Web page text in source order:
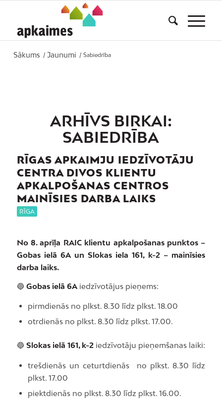
Sākums / Jaunumi / Sabiedrība
ARHĪVS BIRKAI:
SABIEDRĪBA
RĪGAS APKAIMJU IEDZĪVOTĀJU
CENTRA DIVOS KLIENTU
APKALPOŠANAS CENTROS
MAINĪSIES DARBA LAIKS
RĪGA
No 8. aprīļa RAIC klientu apkalpošanas punktos –
Gobas ielā 6A un Slokas iela 161, k-2 – mainīsies
darba laiks.
🔵 Gobas ielā 6Aiedzīvotājus pieņems:
pirmdienās no plkst. 8.30 līdz plkst. 18.00
otrdienās no plkst. 8.30 līdz plkst. 17.00.
🔵 Slokas ielā 161, k-2iedzīvotāju pieņemšanas laiki:
trešdienās un ceturtdienās no plkst. 8.30 līdz
plkst. 17.00
piektdienās no plkst. 8.30 līdz plkst. 16.00.